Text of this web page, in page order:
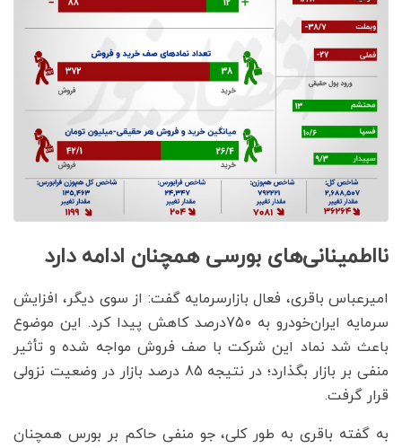
نااطمینانی‌های بورسی همچنان ادامه دارد
امیرعباس باقری، فعال بازارسرمایه گفت: از سوی دیگر، افزایش
سرمایه ایران‌خودرو به 750درصد کاهش پیدا کرد. این موضوع
باعث شد نماد این شرکت با صف فروش مواجه شده و تأثیر
منفی بر بازار بگذارد؛ در نتیجه 85 درصد بازار در وضعیت نزولی
قرار گرفت.
به گفته باقری به طور کلی، جو منفی حاکم بر بورس همچنان